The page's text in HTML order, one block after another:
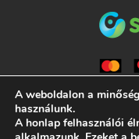
ALL RIGHTS
A weboldalon a
használunk.
A honlap felhasználói